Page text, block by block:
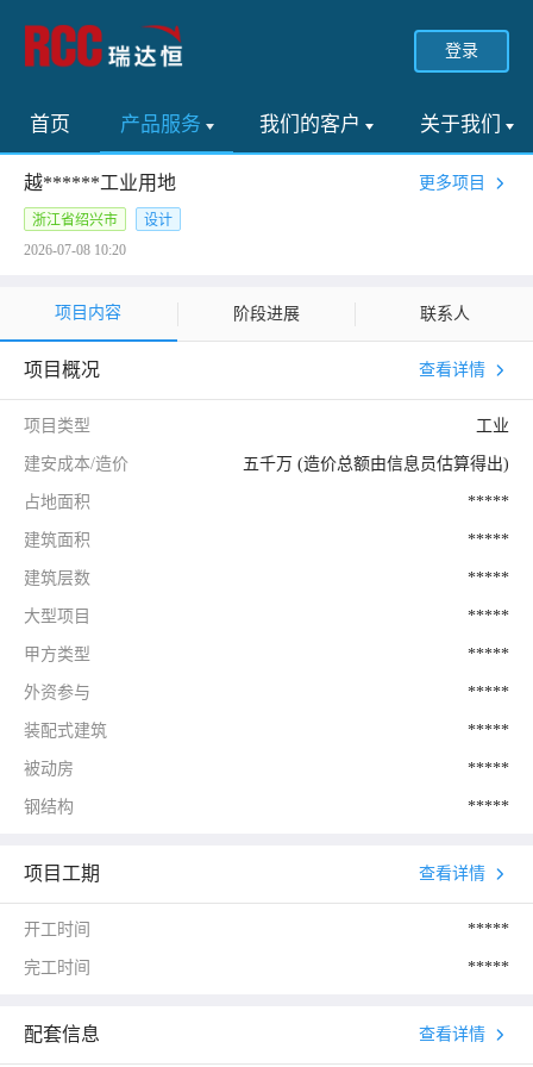
登录
首页 产品服务 我们的客户 关于我们
越******工业用地 更多项目
浙江省绍兴市
设计
2026-07-08 10:20
项目内容 阶段进展 联系人
项目概况 查看详情
项目类型 工业
建安成本/造价 五千万 (造价总额由信息员估算得出)
占地面积 *****
建筑面积 *****
建筑层数 *****
大型项目 *****
甲方类型 *****
外资参与 *****
装配式建筑 *****
被动房 *****
钢结构 *****
项目工期 查看详情
开工时间 *****
完工时间 *****
配套信息 查看详情